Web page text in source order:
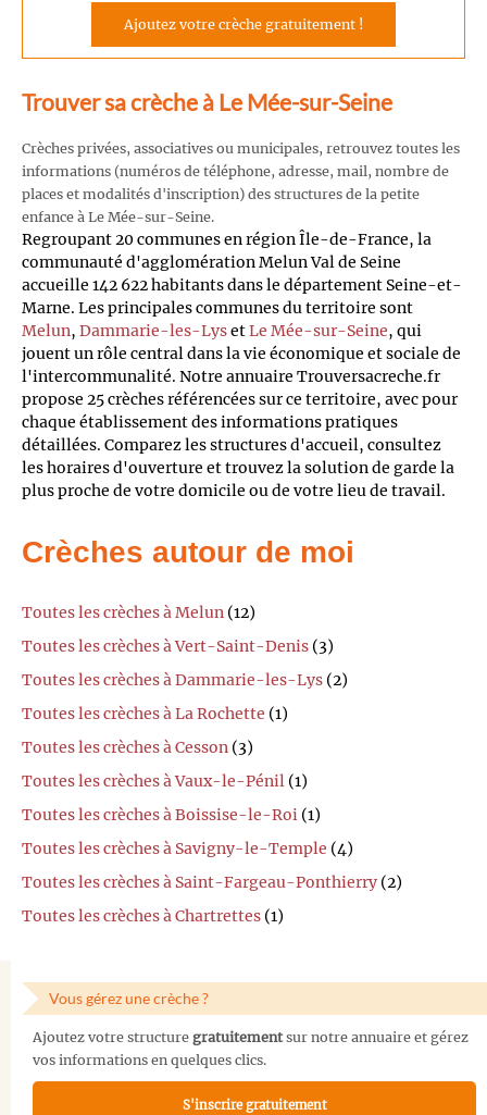
Ajoutez votre crèche gratuitement !
Trouver sa crèche à Le Mée-sur-Seine
Crèches privées, associatives ou municipales, retrouvez toutes les
informations (numéros de téléphone, adresse, mail, nombre de
places et modalités d'inscription) des structures de la petite
enfance à Le Mée-sur-Seine.
Regroupant 20 communes en région Île-de-France, la
communauté d'agglomération Melun Val de Seine
accueille 142 622 habitants dans le département Seine-et-
Marne. Les principales communes du territoire sont
Melun, Dammarie-les-LysetLe Mée-sur-Seine, qui
jouent un rôle central dans la vie économique et sociale de
l'intercommunalité. Notre annuaire Trouversacreche.fr
propose 25 crèches référencées sur ce territoire, avec pour
chaque établissement des informations pratiques
détaillées. Comparez les structures d'accueil, consultez
les horaires d'ouverture et trouvez la solution de garde la
plus proche de votre domicile ou de votre lieu de travail.
Crèches autour de moi
Toutes les crèches à Melun (12)
Toutes les crèches à Vert-Saint-Denis (3)
Toutes les crèches à Dammarie-les-Lys (2)
Toutes les crèches à La Rochette (1)
Toutes les crèches à Cesson (3)
Toutes les crèches à Vaux-le-Pénil (1)
Toutes les crèches à Boissise-le-Roi (1)
Toutes les crèches à Savigny-le-Temple (4)
Toutes les crèches à Saint-Fargeau-Ponthierry (2)
Toutes les crèches à Chartrettes (1)
Vous gérez une crèche ?
Ajoutez votre structure gratuitementsur notre annuaire et gérez
vos informations en quelques clics.
S'inscrire gratuitement